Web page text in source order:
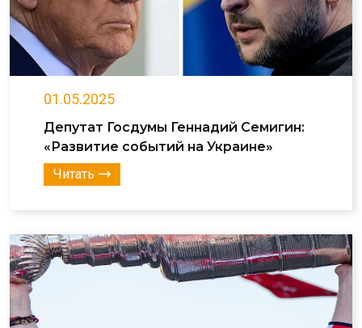
01.05.2025
Депутат Госдумы Геннадий Семигин:
«Развитие событий на Украине»
Читать